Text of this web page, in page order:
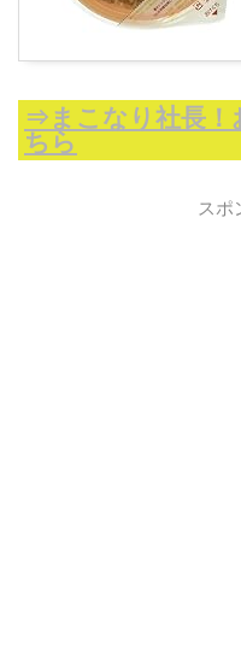
⇒まこなり社長！
ちら
スポ